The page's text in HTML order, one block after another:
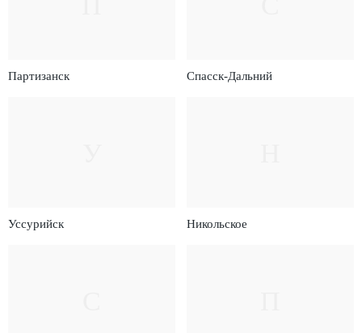
Партизанск Спасск-Дальний
Уссурийск Никольское